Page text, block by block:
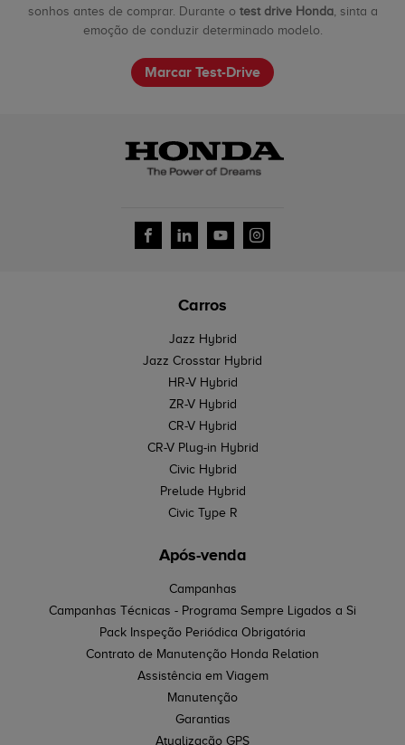
sonhos antes de comprar. Durante o test drive Honda, sinta a
emoção de conduzir determinado modelo.
Marcar Test-Drive
Carros
Jazz Hybrid
Jazz Crosstar Hybrid
HR-V Hybrid
ZR-V Hybrid
CR-V Hybrid
CR-V Plug-in Hybrid
Civic Hybrid
Prelude Hybrid
Civic Type R
Após-venda
Campanhas
Campanhas Técnicas - Programa Sempre Ligados a Si
Pack Inspeção Periódica Obrigatória
Contrato de Manutenção Honda Relation
Assistência em Viagem
Manutenção
Garantias
Atualização GPS